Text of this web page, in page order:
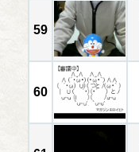
59
60